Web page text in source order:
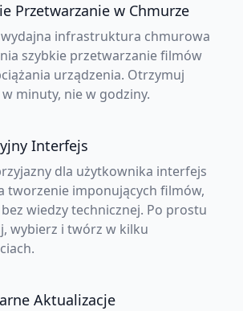
Przetwarzanie w Chmurze
wydajna infrastruktura chmurowa
szybkie przetwarzanie filmów
urządzenia. Otrzymuj
minuty, nie w godziny.
Interfejs
dla użytkownika interfejs
tworzenie imponujących filmów,
wiedzy technicznej. Po prostu
wybierz i twórz w kilku
Aktualizacje